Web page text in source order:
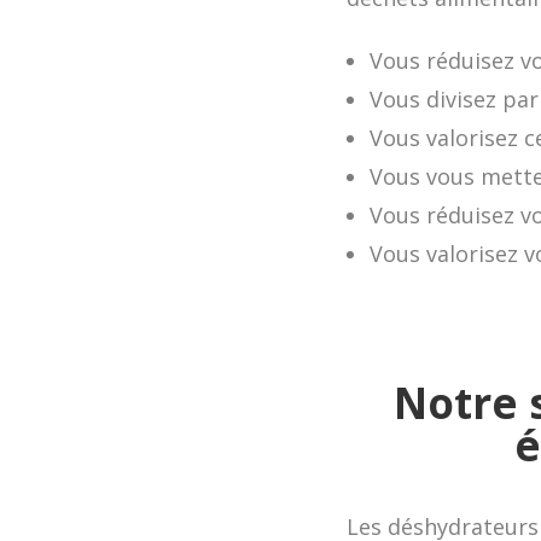
Vous réduisez
Vous divisez
Vous valorisez
Vous vous
Vous réduisez
Vous valorisez
Notre
Les